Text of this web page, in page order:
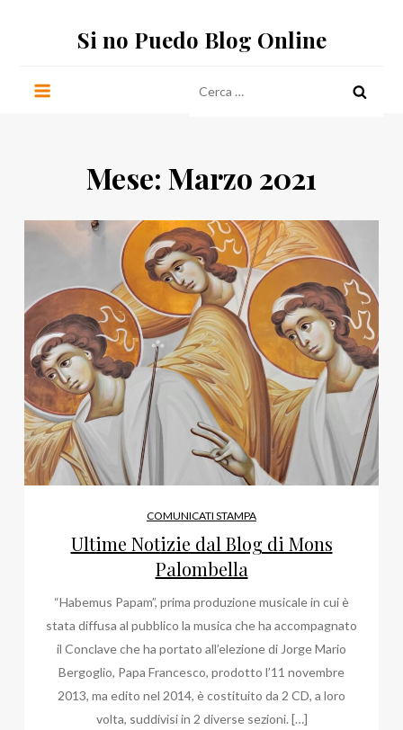
Si no Puedo Blog Online
per:
Mese: Marzo 2021
COMUNICATI STAMPA
Ultime Notizie dal Blog di Mons
Palombella
“Habemus Papam”, prima produzione musicale in cui è
stata diffusa al pubblico la musica che ha accompagnato
il Conclave che ha portato all’elezione di Jorge Mario
Bergoglio, Papa Francesco, prodotto l’11 novembre
2013, ma edito nel 2014, è costituito da 2 CD, a loro
volta, suddivisi in 2 diverse sezioni. […]